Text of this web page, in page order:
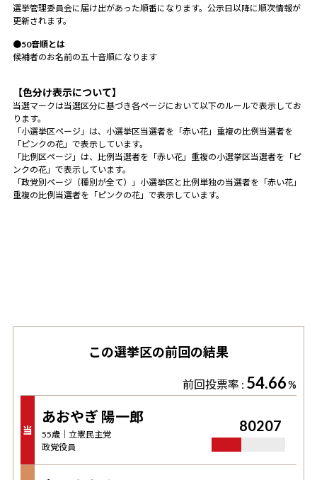
選挙管理委員会に届け出があった順番になります。公示日以降に順次情報が
更新されます。
●50音順とは
候補者のお名前の五十音順になります
【色分け表示について】
当選マークは当選区分に基づき各ページにおいて以下のルールで表示してお
ります。
「小選挙区ページ」は、小選挙区当選者を「赤い花」重複の比例当選者を
「ピンクの花」で表示しています。
「比例区ページ」は、比例当選者を「赤い花」重複の小選挙区当選者を「ピ
ンクの花」で表示しています。
「政党別ページ（種別が全て）」小選挙区と比例単独の当選者を「赤い花」
重複の比例当選者を「ピンクの花」で表示しています。
この選挙区の前回の結果
前回投票率 : 54.66%
当
あおやぎ 陽一郎
55歳｜ 立憲民主党
政党役員
80207